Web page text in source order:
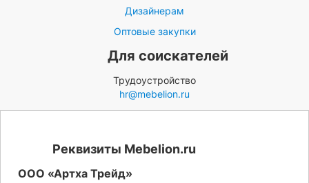
Дизайнерам
Оптовые закупки
Для соискателей
Трудоустройство
hr@mebelion.ru
Реквизиты Mebelion.ru
ООО «Артха Трейд»